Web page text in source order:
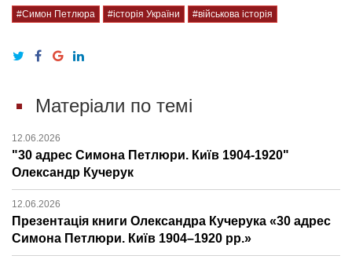
#Симон Петлюра #історія України #військова історія
Матеріали по темі
12.06.2026
"30 адрес Симона Петлюри. Київ 1904-1920"
Олександр Кучерук
12.06.2026
Презентація книги Олександра Кучерука «30 адрес
Симона Петлюри. Київ 1904–1920 рр.»